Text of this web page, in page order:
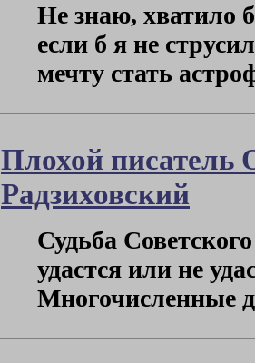
Не знаю, хватило
если б я не
мечту стать
Плохой писатель
Радзиховский
Судьба
удастся или не
Многочисленные